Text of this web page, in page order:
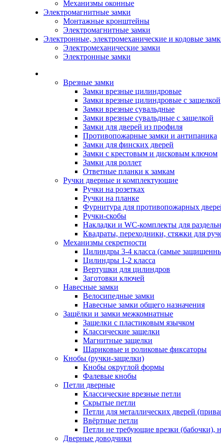
Механизмы оконные
Электромагнитные замки
Монтажные кронштейны
Электромагнитные замки
Электронные, электромеханические и кодовые
Электромеханические замки
Электронные замки
Врезные замки
Замки врезные цилиндровые
Замки врезные цилиндровые с защелкой
Замки врезные сувальдные
Замки врезные сувальдные с защелкой
Замки для дверей из профиля
Противопожарные замки и антипаника
Замки для финских дверей
Замки с крестовым и дисковым ключом
Замки для роллет
Ответные планки к замкам
Ручки дверные и комплектующие
Ручки на розетках
Ручки на планке
Фурнитура для противопожарных
Ручки-скобы
Накладки и WC-комплекты для
Квадраты, переходники, стяжки для
Механизмы секретности
Цилиндры 3-4 класса (самые
Цилиндры 1-2 класса
Вертушки для цилиндров
Заготовки ключей
Навесные замки
Велосипедные замки
Навесные замки общего назначения
Защёлки и замки межкомнатные
Защелки с пластиковым язычком
Классические защелки
Магнитные защелки
Шариковые и роликовые фиксаторы
Кнобы (ручки-защелки)
Кнобы округлой формы
Фалевые кнобы
Петли дверные
Классические врезные петли
Скрытые петли
Петли для металлических дверей
Ввёртные петли
Петли не требующие врезки (бабочки),
Дверные доводчики